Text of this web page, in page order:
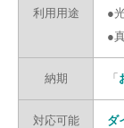
利用用途
●
●
納期 「
対応可能
ダ